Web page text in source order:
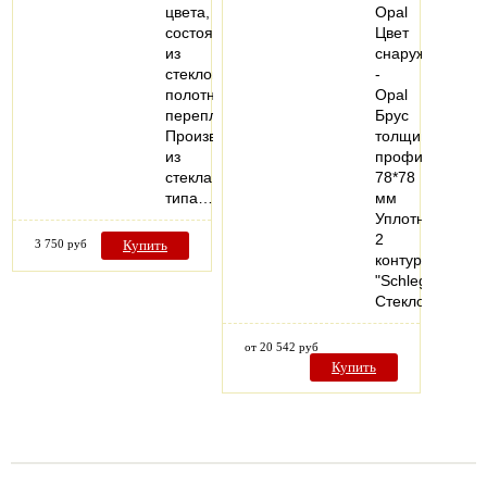
цвета,
состоящую
из
стеклонитей,
полотняного
переплетения.
Производится
из
стекла
типа…
3 750 руб Купить
Opal
Цвет
снаружи
-
Opal
Брус
толщиной
профиля
78*78
мм
Уплотнитель
2
контура
"Schlegel"
Стеклопакет…
от 20 542 руб
Купить